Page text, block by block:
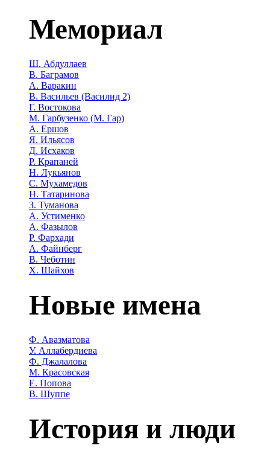
Мемориал
Ш. Абдуллаев
В. Баграмов
А. Варакин
В. Васильев (Василид 2)
Г. Востокова
М. Гарбузенко (М. Гар)
А. Ершов
Я. Ильясов
Д. Исхаков
Р. Крапаней
Н. Лукьянов
С. Мухамедов
Н. Татаринова
З. Туманова
А. Устименко
А. Фазылов
Р. Фархади
А. Файнберг
В. Чеботин
Х. Шайхов
Новые имена
Ф. Авазматова
У. Аллабердиева
Ф. Джалалова
М. Красовская
Е. Попова
В. Шуппе
История и люди